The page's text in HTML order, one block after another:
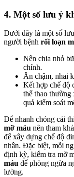
4. Một số lưu ý
Dưới đây là một số
người bệnh rối loạn
Nên chia nhỏ
chính.
Ăn chậm, nhai
Kết hợp chế độ
thể thao thường
quả kiểm soát
Để nhanh chóng cải
mỡ máu nên tham
để xây dựng chế độ
nhân. Đặc biệt, mỗi
định kỳ, kiểm tra mỡ
máu để phòng ngừa
lường.